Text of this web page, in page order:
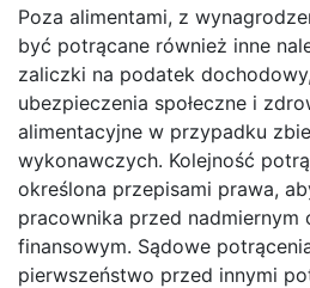
Poza alimentami, z
być potrącane również inne
zaliczki na podatek
ubezpieczenia społeczne i
alimentacyjne w przypadku
wykonawczych. Kolejność
określona przepisami prawa,
pracownika przed nadmiernym
finansowym. Sądowe
pierwszeństwo przed innymi